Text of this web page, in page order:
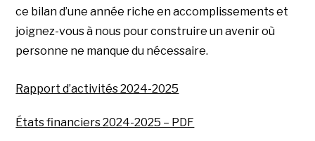
ce bilan d’une année riche en accomplissements et
joignez-vous à nous pour construire un avenir où
personne ne manque du nécessaire.
Rapport d’activités 2024-2025
États financiers 2024-2025 – PDF